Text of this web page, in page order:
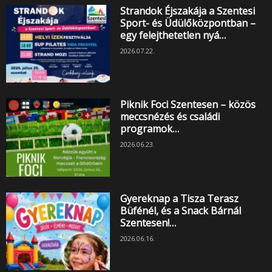
Strandok Éjszakája a Szentesi
Sport- és Üdülőközpontban –
egy felejthetetlen nyá…
2026.07.22.
Piknik Foci Szentesen – közös
meccsnézés és családi
programok…
2026.06.23.
Gyereknap a Tisza Terasz
Büfénél, és a Snack Bárnál
Szentesen!…
2026.06.16.